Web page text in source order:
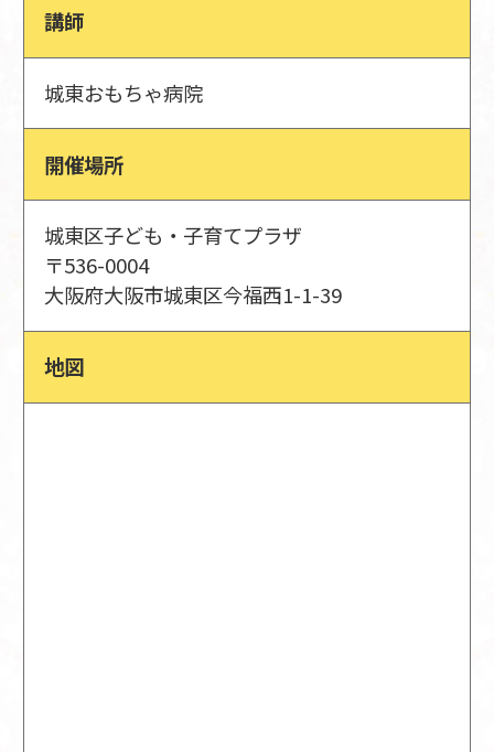
講師
城東おもちゃ病院
開催場所
城東区子ども・子育てプラザ
〒536-0004
大阪府大阪市城東区今福西1-1-39
地図